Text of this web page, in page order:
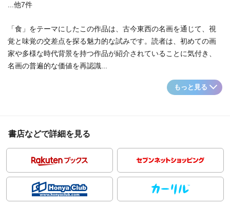
...他7件
「食」をテーマにしたこの作品は、古今東西の名画を通じて、視
覚と味覚の交差点を探る魅力的な試みです。読者は、初めての画
家や多様な時代背景を持つ作品が紹介されていることに気付き、
名画の普遍的な価値を再認識...
もっと見る
書店などで詳細を見る